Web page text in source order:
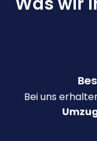
Bei uns